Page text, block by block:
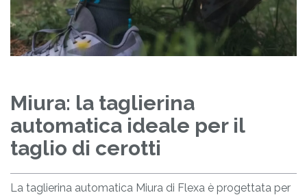
Miura: la taglierina
automatica ideale per il
taglio di cerotti
La taglierina automatica Miura di Flexa è progettata per